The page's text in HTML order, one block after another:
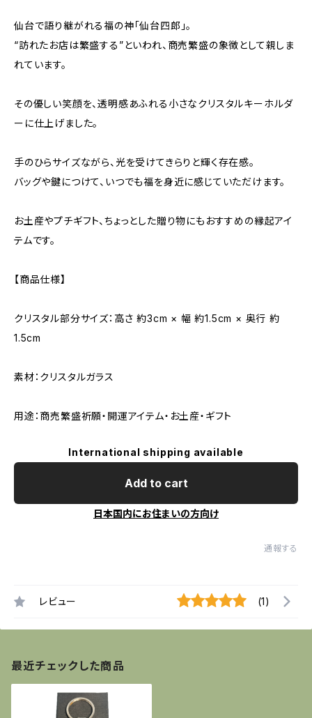
仙台で語り継がれる福の神「仙台四郎」。
“訪れたお店は繁盛する”といわれ、商売繁盛の象徴として親しま
れています。
その優しい笑顔を、透明感あふれる小さなクリスタルキーホルダ
ーに仕上げました。
手のひらサイズながら、光を受けてきらりと輝く存在感。
バッグや鍵につけて、いつでも福を身近に感じていただけます。
お土産やプチギフト、ちょっとした贈り物にもおすすめの縁起アイ
テムです。
【商品仕様】
クリスタル部分サイズ：高さ 約3cm × 幅 約1.5cm × 奥行 約
1.5cm
素材：クリスタルガラス
用途：商売繁盛祈願・開運アイテム・お土産・ギフト
International shipping available
Add to cart
日本国内にお住まいの方向け
通報する
レビュー (1)
最近チェックした商品